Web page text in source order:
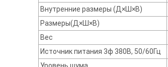
Внутренние размеры (Д×Ш×В)
Размеры(Д×Ш×В)
Вес
Источник питания 3ф 380В, 50/60Гц